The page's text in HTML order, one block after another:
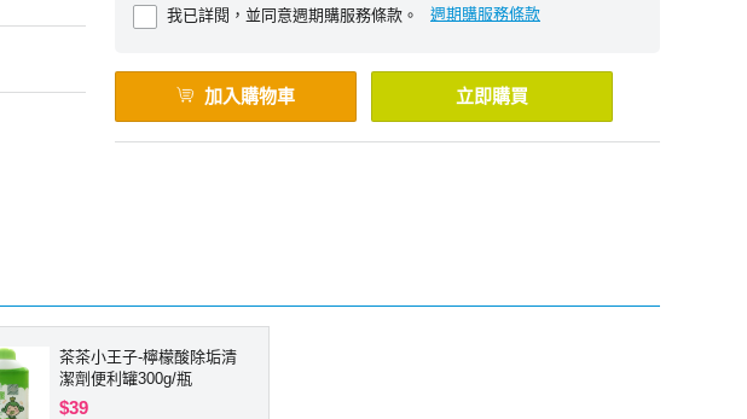
我已詳閱，並同意週期購服務條款。
週期購服務條款
加入購物車 立即購買
茶茶小王子-檸檬酸除垢清
潔劑便利罐300g/瓶
$39